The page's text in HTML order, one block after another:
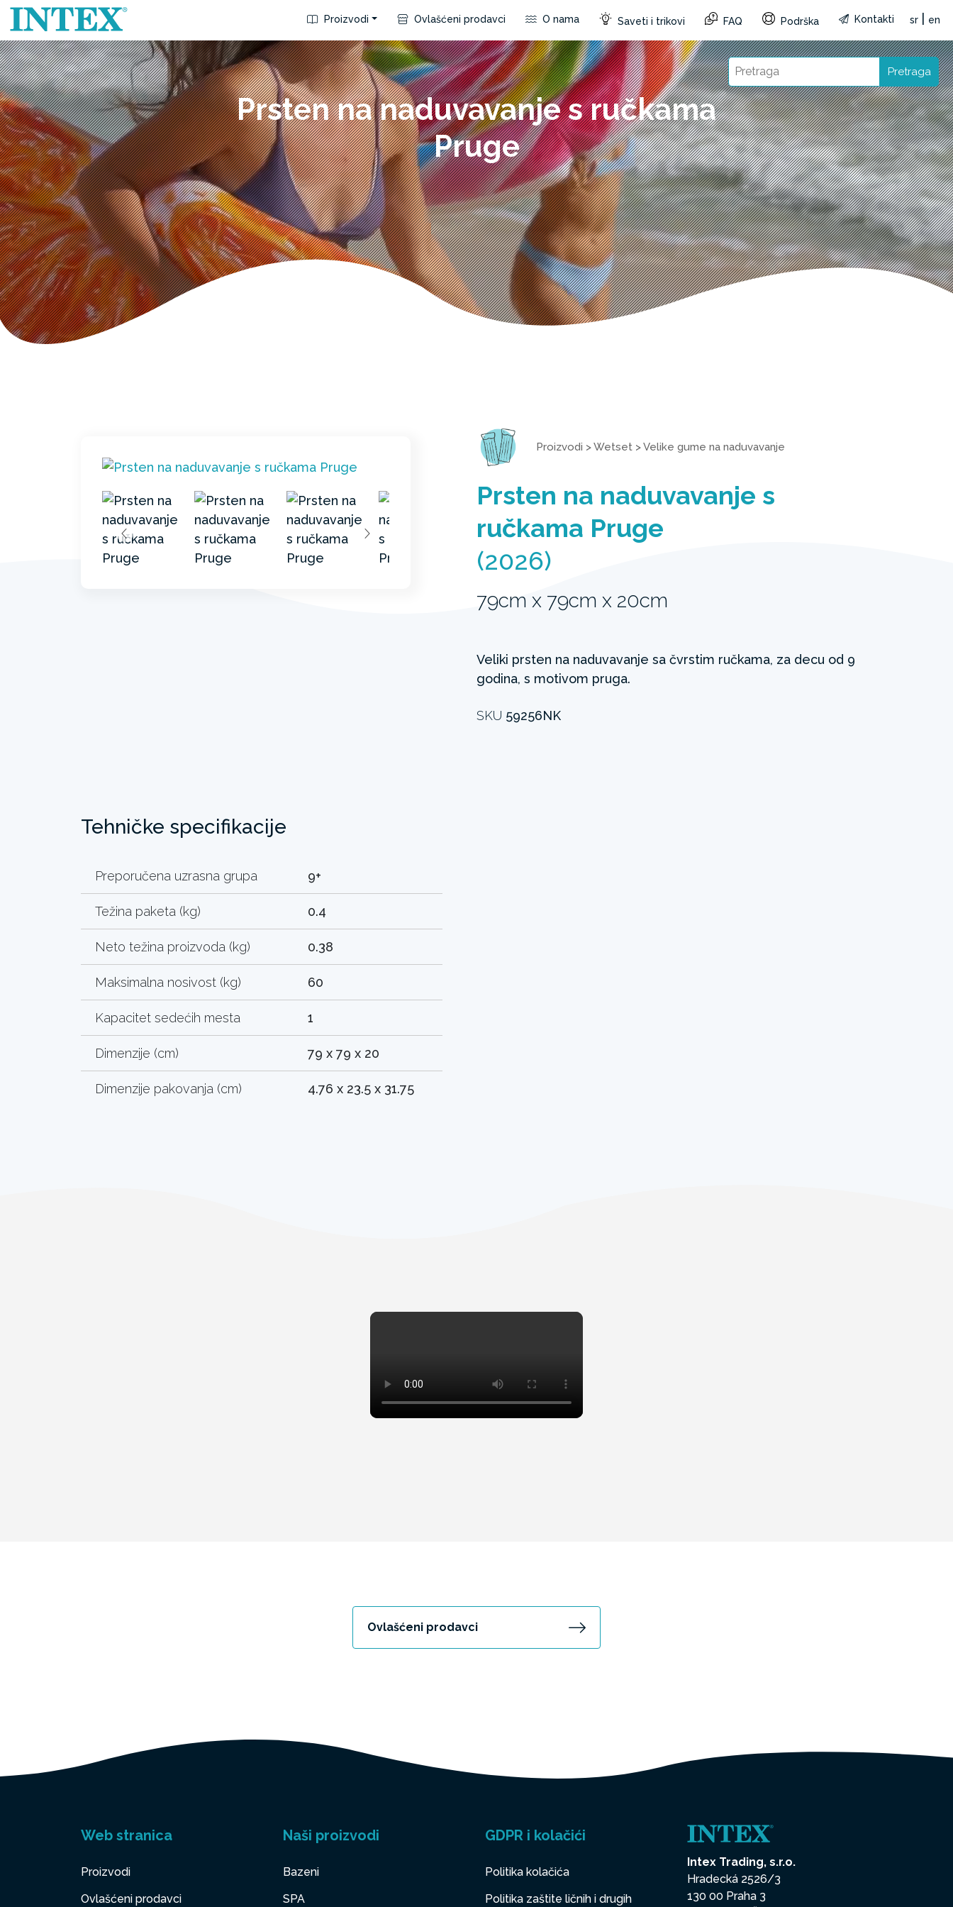
Proizvodi Ovlašćeni prodavci O nama Saveti i trikovi FAQ Podrška Kontakti sr en
Pretraga
Prsten na naduvavanje s ručkama
Pruge
Proizvodi >Wetset >Velike gume na naduvavanje
Prsten na naduvavanje s
ručkama Pruge
(2026)
79cm x 79cm x 20cm
Veliki prsten na naduvavanje sa čvrstim ručkama, za decu od 9
godina, s motivom pruga.
SKU 59256NK
Tehničke specifikacije
Preporučena uzrasna grupa 9+
Težina paketa (kg) 0.4
Neto težina proizvoda (kg) 0.38
Maksimalna nosivost (kg) 60
Kapacitet sedećih mesta 1
Dimenzije (cm) 79 x 79 x 20
Dimenzije pakovanja (cm) 4.76 x 23.5 x 31.75
Ovlašćeni prodavci
Web stranica
Proizvodi
Ovlašćeni prodavci
Naši proizvodi
Bazeni
SPA
GDPR i kolačići
Politika kolačića
Politika zaštite ličnih i drugih
Intex Trading, s.r.o.
Hradecká 2526/3
130 00 Praha 3